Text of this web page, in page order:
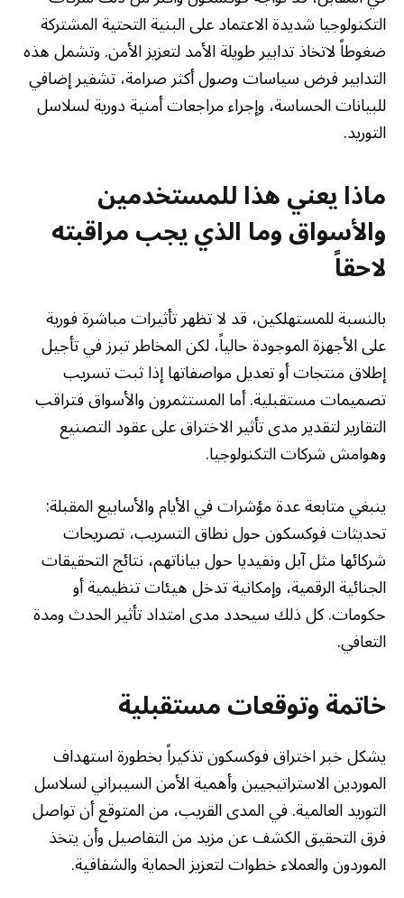
التكنولوجيا شديدة الاعتماد على البنية التحتية المشتركة
ضغوطاً لاتخاذ تدابير طويلة الأمد لتعزيز الأمن. وتشمل هذه
التدابير فرض سياسات وصول أكثر صرامة، تشفير إضافي
للبيانات الحساسة، وإجراء مراجعات أمنية دورية لسلاسل
التوريد.
ماذا يعني هذا للمستخدمين
والأسواق وما الذي يجب مراقبته
لاحقاً
بالنسبة للمستهلكين، قد لا تظهر تأثيرات مباشرة فورية
على الأجهزة الموجودة حالياً، لكن المخاطر تبرز في تأجيل
إطلاق منتجات أو تعديل مواصفاتها إذا ثبت تسريب
تصميمات مستقبلية. أما المستثمرون والأسواق فتراقب
التقارير لتقدير مدى تأثير الاختراق على عقود التصنيع
وهوامش شركات التكنولوجيا.
ينبغي متابعة عدة مؤشرات في الأيام والأسابيع المقبلة:
تحديثات فوكسكون حول نطاق التسريب، تصريحات
شركائها مثل آبل ونفيديا حول بياناتهم، نتائج التحقيقات
الجنائية الرقمية، وإمكانية تدخل هيئات تنظيمية أو
حكومات. كل ذلك سيحدد مدى امتداد تأثير الحدث ومدة
التعافي.
خاتمة وتوقعات مستقبلية
يشكل خبر اختراق فوكسكون تذكيراً بخطورة استهداف
الموردين الاستراتيجيين وأهمية الأمن السيبراني لسلاسل
التوريد العالمية. في المدى القريب، من المتوقع أن تواصل
فرق التحقيق الكشف عن مزيد من التفاصيل وأن يتخذ
الموردون والعملاء خطوات لتعزيز الحماية والشفافية.